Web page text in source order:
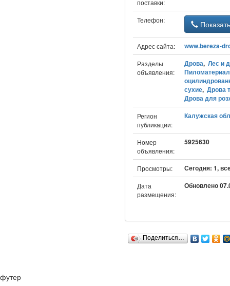
поставки:
Телефон:
Адрес сайта: www.bereza-
Разделы
объявления:
Дрова, Лес и
сухие, Дрова
Дрова для
Регион
публикации:
Калужская
Номер
объявления:
5925630
Просмотры: Сегодня: 1,
Дата
размещения:
Обновлено
Поделиться…
футер